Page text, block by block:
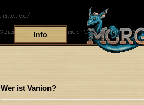
Info
Wer ist Vanion?